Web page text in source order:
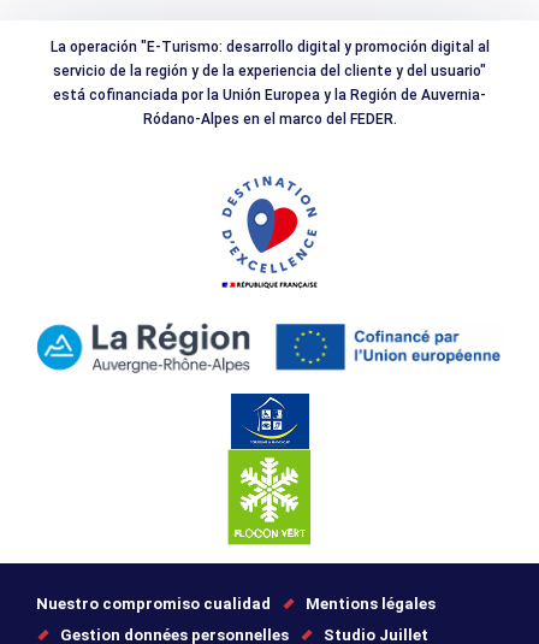
La operación "E-Turismo: desarrollo digital y promoción digital al
servicio de la región y de la experiencia del cliente y del usuario"
está cofinanciada por la Unión Europea y la Región de Auvernia-
Ródano-Alpes en el marco del FEDER.
Nuestro compromiso cualidad
Mentions légales
Gestion données personnelles
Studio Juillet